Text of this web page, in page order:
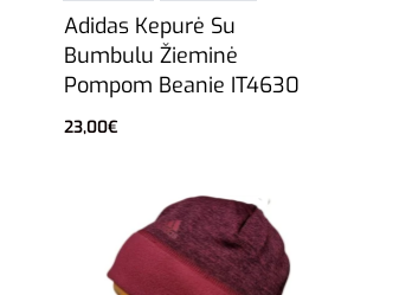
Adidas Kepurė Su
Bumbulu Žieminė
Pompom Beanie IT4630
23,00€